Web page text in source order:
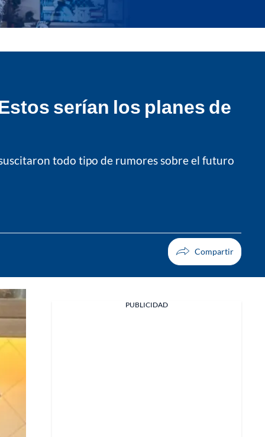
serían los planes de
todo tipo de rumores sobre el futuro
PUBLICIDAD